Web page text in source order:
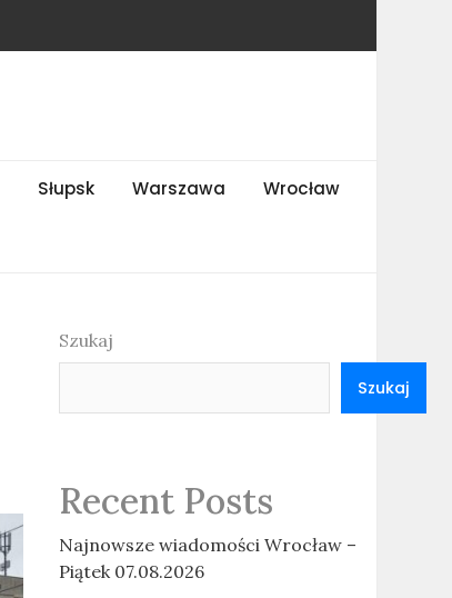
Słupsk Warszawa Wrocław
Szukaj
Szukaj
Recent Posts
Najnowsze wiadomości Wrocław –
Piątek 07.08.2026